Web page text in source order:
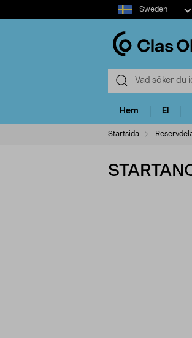
Select
market
Sweden
Hem El
Startsida